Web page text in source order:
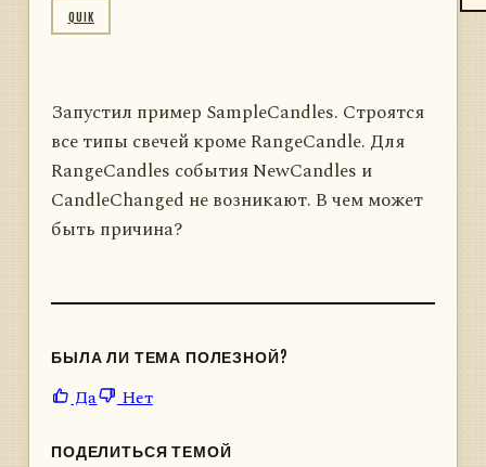
QUIK
Запустил пример SampleCandles. Строятся
все типы свечей кроме RangeCandle. Для
RangeCandles события NewCandles и
CandleChanged не возникают. В чем может
быть причина?
БЫЛА ЛИ ТЕМА ПОЛЕЗНОЙ?
Да Нет
ПОДЕЛИТЬСЯ ТЕМОЙ